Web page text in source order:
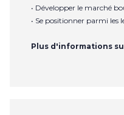
• Développer le marché
• Se positionner parmi les
Plus d'informations